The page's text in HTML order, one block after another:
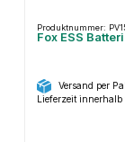
Produktnummer:
Fox ESS
Versand per
Lieferzeit innerhalb